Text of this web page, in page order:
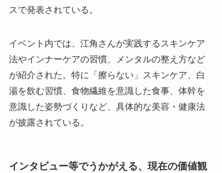
スで発表されている。
イベント内では、江角さんが実践するスキンケア
法やインナーケアの習慣、メンタルの整え方など
が紹介された。特に「擦らない」スキンケア、白
湯を飲む習慣、食物繊維を意識した食事、体幹を
意識した姿勢づくりなど、具体的な美容・健康法
が披露されている。
インタビュー等でうかがえる、現在の価値観